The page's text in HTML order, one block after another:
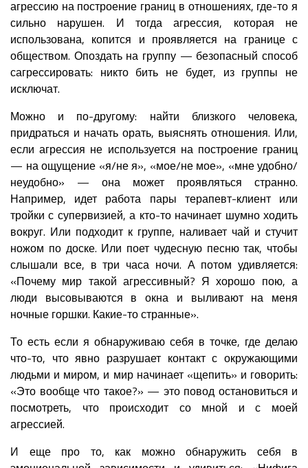
агрессию на построение границ в отношениях, где-то я
сильно нарушен. И тогда агрессия, которая не
использована, копится и проявляется на границе с
обществом. Опоздать на группу — безопасный способ
сагрессировать: никто бить не будет, из группы не
исключат.
Можно и по-другому: найти близкого человека,
придраться и начать орать, выяснять отношения. Или,
если агрессия не используется на построение границ
— на ощущение «я/не я», «мое/не мое», «мне удобно/
неудобно» — она может проявляться странно.
Например, идет работа пары терапевт-клиент или
тройки с супервизией, а кто-то начинает шумно ходить
вокруг. Или подходит к группе, наливает чай и стучит
ножом по доске. Или поет чудесную песню так, чтобы
слышали все, в три часа ночи. А потом удивляется:
«Почему мир такой агрессивный? Я хорошо пою, а
люди высовываются в окна и выливают на меня
ночные горшки. Какие-то странные».
То есть если я обнаруживаю себя в точке, где делаю
что-то, что явно разрушает контакт с окружающими
людьми и миром, и мир начинает «щепить» и говорить:
«Это вообще что такое?» — это повод остановиться и
посмотреть, что происходит со мной и с моей
агрессией.
И еще про то, как можно обнаружить себя в